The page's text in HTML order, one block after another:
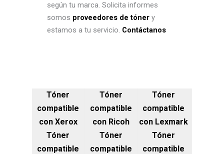
según tu marca. Solicita informes
somos proveedores de tóner y
estamos a tu servicio. Contáctanos
Tóner
compatible
con Xerox
Tóner
compatible
con Ricoh
Tóner
compatible
con Lexmark
Tóner
compatible
Tóner
compatible
Tóner
compatible